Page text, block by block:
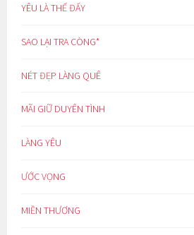
YÊU LÀ THẾ ĐẤY
SAO LẠI TRA CÒNG*
NÉT ĐẸP LÀNG QUÊ
MÃI GIỮ DUYÊN TÌNH
LÀNG YÊU
ƯỚC VỌNG
MIỀN THƯƠNG